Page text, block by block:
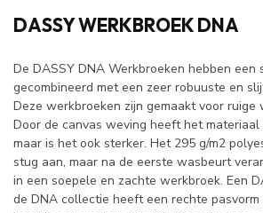
DASSY WERKBROEK DNA
De DASSY DNA Werkbroeken hebben een
gecombineerd met een zeer robuuste en
Deze werkbroeken zijn gemaakt voor ruige
Door de canvas weving heeft het
maar is het ook sterker. Het 295 g/m2
stug aan, maar na de eerste wasbeurt
in een soepele en zachte werkbroek. Een
de DNA collectie heeft een rechte